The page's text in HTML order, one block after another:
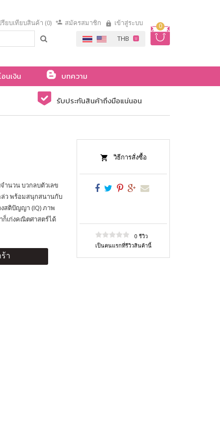
0
รียบเทียบสินค้า (0) สมัครสมาชิก เข้าสู่ระบบ
นเงิน
บทความ
รับประกันสินค้าถึงมือแน่นอน
ำนวน บวกลบตัวเลข
ล่ว พร้อมสนุกสนานกับ
สติปัญญา (IQ) ภาพ
ก็เก่งคณิตศาสตร์ได้
า
วิธีการสั่งซื้อ
0 รีวิว
เป็นคนแรกที่รีวิวสินค้านี้